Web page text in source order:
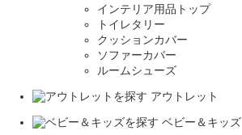
インテリア用品トップ
トイレタリー
クッションカバー
ソファーカバー
ルームシューズ
アウトレット
ベビー＆キッズ